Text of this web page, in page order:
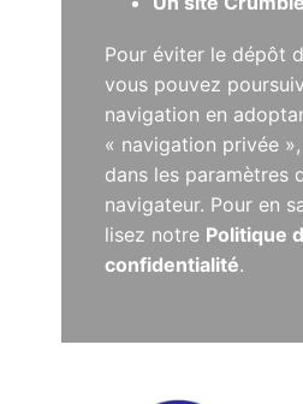
Pour éviter le dépôt
vous pouvez
navigation en
« navigation privée
dans les paramètres
navigateur. Pour en
lisez notre Politique
confidentialité.